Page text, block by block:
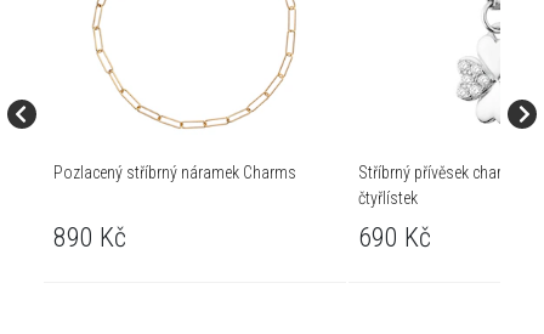
Pozlacený stříbrný náramek Charms
890 Kč
Stříbrný přívěsek charms
čtyřlístek
690 Kč